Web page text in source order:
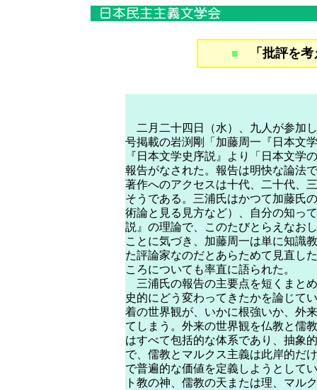
■ 「批評を
二月二十四日（水）、九人が参加
号掲載の岩渕剛「加藤周一『日本文
『日本文学史序説』より「日本文学
報告がなされた。報告は明快な論法
著作へのアクセスは十代、二十代、
そうである。三浦氏はかつて加藤氏
術論と見る見方など）、自分の知っ
説』の理論で、このたびとらえなお
ことに気づき、加藤周一は単に知識
た評論家なのだとあらためて見直し
ころについても率直に語られた。
三浦氏の報告の主要点を短くまと
史的にどう変わってきたかを論じて
着の世界観が、いかに根強いか、外
てしまう。外来の世界観を仏教と儒
はすべて包括的な体系であり、抽象
で、儒教とマルクス主義は此岸的だ
で普遍的な価値を定義しようとして
ト教の神、儒教の天または理、マル